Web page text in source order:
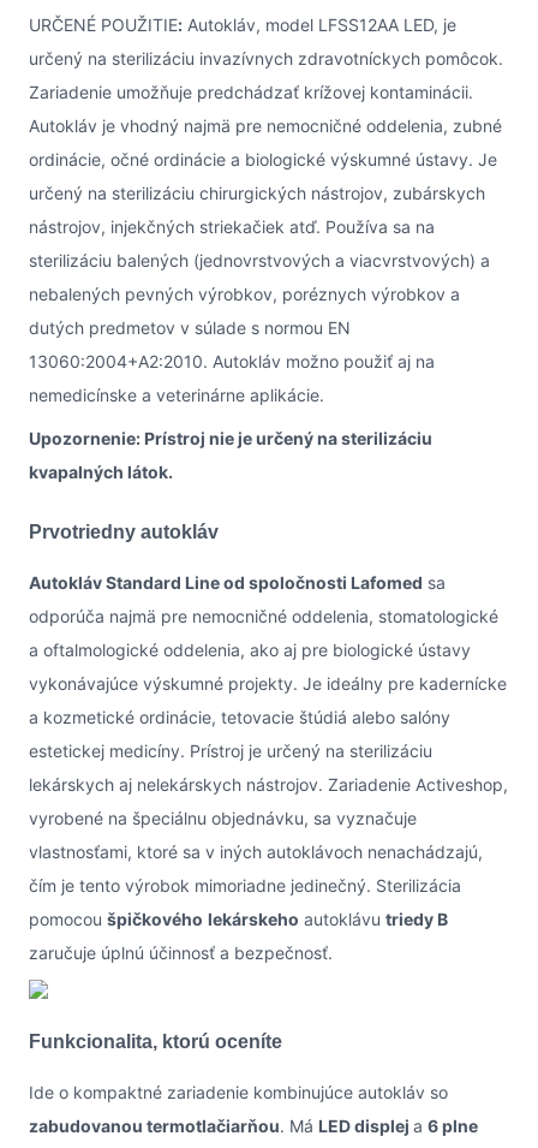
URČENÉ POUŽITIE: Autokláv, model LFSS12AA LED, je
určený na sterilizáciu invazívnych zdravotníckych pomôcok.
Zariadenie umožňuje predchádzať krížovej kontaminácii.
Autokláv je vhodný najmä pre nemocničné oddelenia, zubné
ordinácie, očné ordinácie a biologické výskumné ústavy. Je
určený na sterilizáciu chirurgických nástrojov, zubárskych
nástrojov, injekčných striekačiek atď. Používa sa na
sterilizáciu balených (jednovrstvových a viacvrstvových) a
nebalených pevných výrobkov, poréznych výrobkov a
dutých predmetov v súlade s normou EN
13060:2004+A2:2010. Autokláv možno použiť aj na
nemedicínske a veterinárne aplikácie.
Upozornenie: Prístroj nie je určený na sterilizáciu
kvapalných látok.
Prvotriedny autokláv
Autokláv Standard Line od spoločnosti Lafomed sa
odporúča najmä pre nemocničné oddelenia, stomatologické
a oftalmologické oddelenia, ako aj pre biologické ústavy
vykonávajúce výskumné projekty. Je ideálny pre kadernícke
a kozmetické ordinácie, tetovacie štúdiá alebo salóny
estetickej medicíny. Prístroj je určený na sterilizáciu
lekárskych aj nelekárskych nástrojov. Zariadenie Activeshop,
vyrobené na špeciálnu objednávku, sa vyznačuje
vlastnosťami, ktoré sa v iných autoklávoch nenachádzajú,
čím je tento výrobok mimoriadne jedinečný. Sterilizácia
pomocou špičkového lekárskeho autoklávu triedy B
zaručuje úplnú účinnosť a bezpečnosť.
Funkcionalita, ktorú oceníte
Ide o kompaktné zariadenie kombinujúce autokláv so
zabudovanou termotlačiarňou. Má LED displej a 6 plne